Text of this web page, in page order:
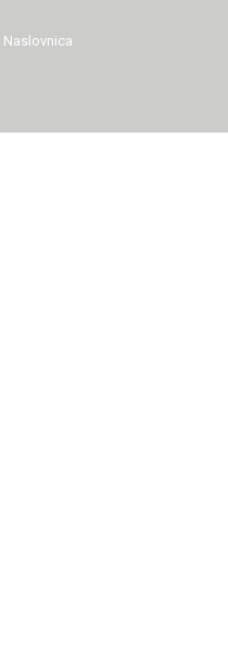
Naslovnica